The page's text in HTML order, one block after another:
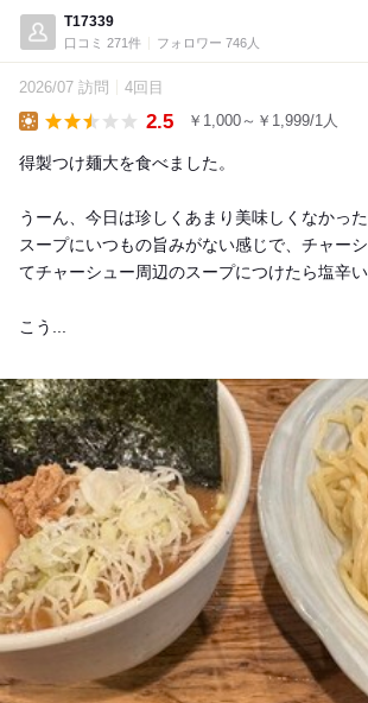
T17339
口コミ 271件 フォロワー 746人
2026/07 訪問 4回目
2.5 ￥1,000～￥1,999/1人
得製つけ麺大を食べました。
うーん、今日は珍しくあまり美味しくなかった
スープにいつもの旨みがない感じで、チャー
てチャーシュー周辺のスープにつけたら塩辛い
こう...